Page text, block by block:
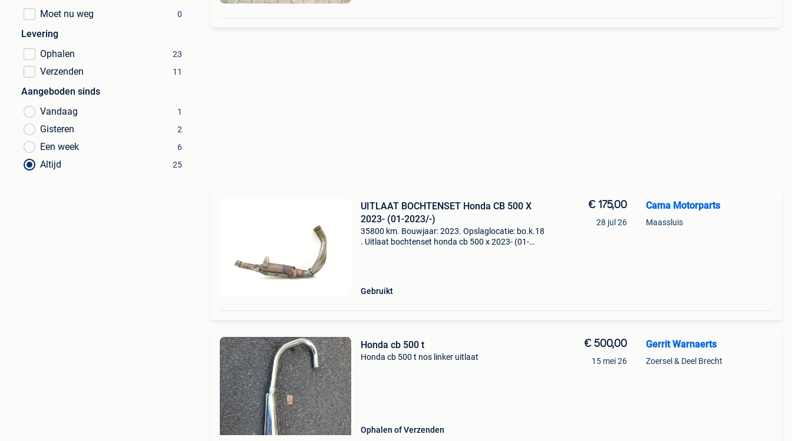
Moet nu weg
0
Levering
Ophalen
23
Verzenden 11
Aangeboden sinds
Vandaag
1
Gisteren 2
Een week 6
Altijd 25
UITLAAT BOCHTENSET Honda CB 500 X
2023- (01-2023/-)
35800 km. Bouwjaar: 2023. Opslaglocatie: bo.k.18
. Uitlaat bochtenset honda cb 500 x 2023- (01-
Gebruikt
€ 175,00
28 jul 26
Cama Motorparts
Maassluis
Honda cb 500 t
Honda cb 500 t nos linker uitlaat
Ophalen of Verzenden
€ 500,00
15 mei 26
Gerrit Warnaerts
Zoersel & Deel Brecht